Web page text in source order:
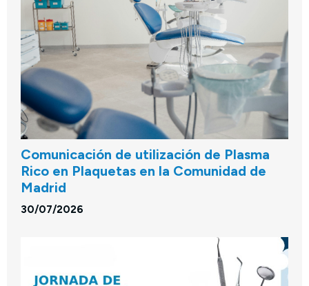
Comunicación de utilización de Plasma
Rico en Plaquetas en la Comunidad de
Madrid
30/07/2026